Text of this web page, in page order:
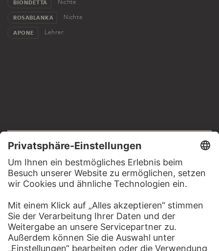
BIONDETTA Nichte
ROSABLANKA Nichte
APONE Lehrer
Impressum
Datenschutz
Copyright © 2026 Städel Museum
All rights reserved.
DIGITALE SAMMLUNG
Startseite
Werke
Künstler